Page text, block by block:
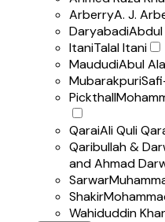
ArberryA. J.
Daryabadi
ItaniTalal Itani
MaududiAbul
Mubarakpuri
Pickthall
QaraiAli Quli
Qaribullah &
and Ahmad
Sarwar
Shakir
Wahiduddin